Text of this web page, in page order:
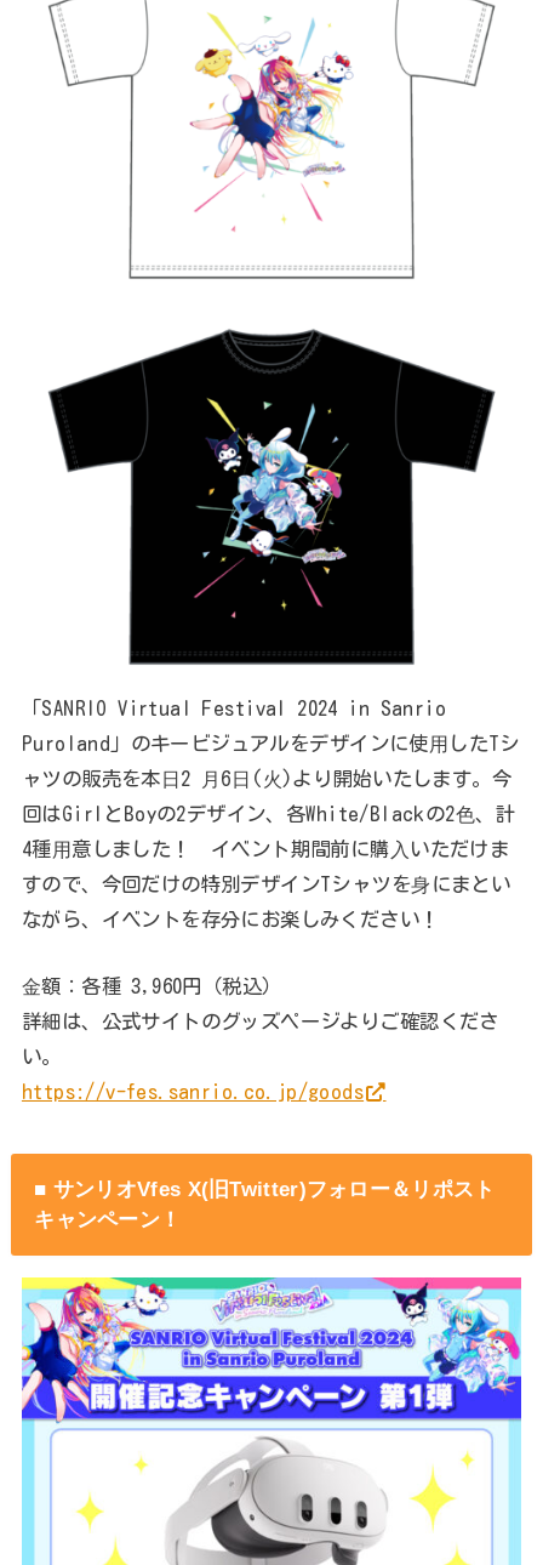
「SANRIO Virtual Festival 2024 in Sanrio
Puroland」のキービジュアルをデザインに使⽤したTシ
ャツの販売を本⽇2 ⽉6⽇(⽕)より開始いたします。今
回はGirlとBoyの2デザイン、各White/Blackの2⾊、計
4種⽤意しました！ イベント期間前に購⼊いただけま
すので、今回だけの特別デザインTシャツを⾝にまとい
ながら、イベントを存分にお楽しみください！
⾦額：各種 3,960円（税込）
詳細は、公式サイトのグッズページよりご確認くださ
い。
https://v-fes.sanrio.co.jp/goods
■ サンリオVfes X(旧Twitter)フォロー＆リポスト
キャンペーン！